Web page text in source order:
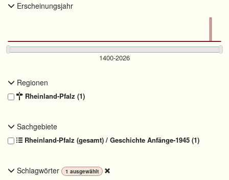
Erscheinungsjahr
Regionen
Rheinland-Pfalz (1)
Sachgebiete
Rheinland-Pfalz (gesamt) / Geschichte Anfänge-1945 (1)
Schlagwörter 1 ausgewählt